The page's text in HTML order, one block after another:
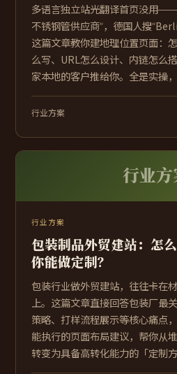
多语言独立站光翻译首页没用
不锈钢管供应商”，德国人搜
这篇文章教你建地理位置页面：
么写、URL怎么设计、内链怎么
家本地的客户推给你。全是实操，
行业方案
行业方
行业方案
包装制品外贸建站：怎
你能做定制？
包装行业做外贸建站，往往卡在
上。这篇文章直接回答包装厂最
策略、打样流程展示等核心痛点
能执行的页面布局建议，帮你从
转变为具备高转化能力的「定制方